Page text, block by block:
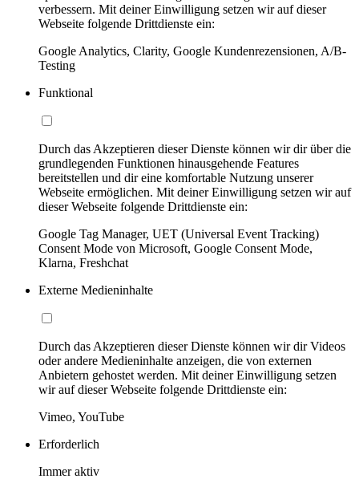
verbessern. Mit deiner Einwilligung setzen wir auf dieser
Webseite folgende Drittdienste ein:
Google Analytics, Clarity, Google Kundenrezensionen, A/B-
Testing
Funktional
Durch das Akzeptieren dieser Dienste können wir dir über die
grundlegenden Funktionen hinausgehende Features
bereitstellen und dir eine komfortable Nutzung unserer
Webseite ermöglichen. Mit deiner Einwilligung setzen wir auf
dieser Webseite folgende Drittdienste ein:
Google Tag Manager, UET (Universal Event Tracking)
Consent Mode von Microsoft, Google Consent Mode,
Klarna, Freshchat
Externe Medieninhalte
Durch das Akzeptieren dieser Dienste können wir dir Videos
oder andere Medieninhalte anzeigen, die von externen
Anbietern gehostet werden. Mit deiner Einwilligung setzen
wir auf dieser Webseite folgende Drittdienste ein:
Vimeo, YouTube
Erforderlich
Immer aktiv